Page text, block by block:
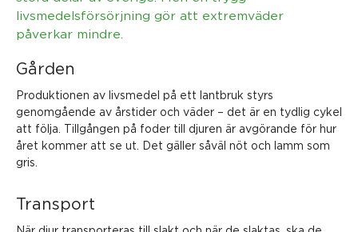
Gården
Produktionen av livsmedel på ett lantbruk styrs
genomgående av årstider och väder – det är en tydlig cykel
att följa. Tillgången på foder till djuren är avgörande för hur
året kommer att se ut. Det gäller såväl nöt och lamm som
gris.
Transport